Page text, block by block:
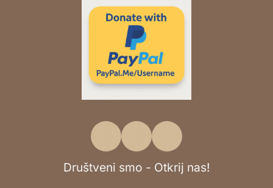
Društveni smo - Otkrij nas!